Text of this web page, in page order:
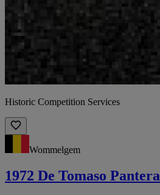
Historic Competition Services
Wommelgem
1972 De Tomaso Pantera